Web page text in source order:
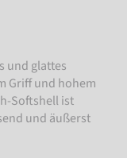
und glattes
Griff und hohem
Softshell ist
und äußerst